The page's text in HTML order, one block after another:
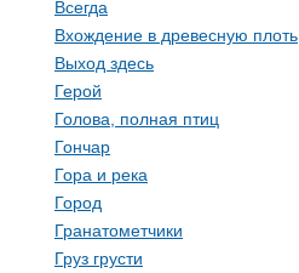
Всегда
Вхождение в древесную плоть
Выход здесь
Герой
Голова, полная птиц
Гончар
Гора и река
Город
Гранатометчики
Груз грусти